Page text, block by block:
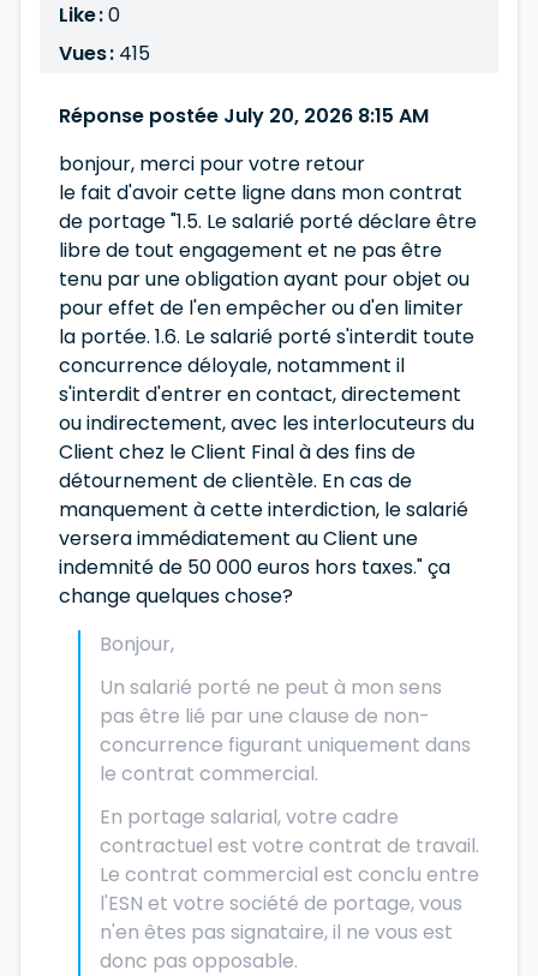
Like :0
Vues : 415
Réponse postée July 20, 2026 8:15 AM
bonjour, merci pour votre retour
le fait d'avoir cette ligne dans mon contrat
de portage "1.5. Le salarié porté déclare être
libre de tout engagement et ne pas être
tenu par une obligation ayant pour objet ou
pour effet de l'en empêcher ou d'en limiter
la portée. 1.6. Le salarié porté s'interdit toute
concurrence déloyale, notamment il
s'interdit d'entrer en contact, directement
ou indirectement, avec les interlocuteurs du
Client chez le Client Final à des fins de
détournement de clientèle. En cas de
manquement à cette interdiction, le salarié
versera immédiatement au Client une
indemnité de 50 000 euros hors taxes." ça
change quelques chose?
Bonjour,
Un salarié porté ne peut à mon sens
pas être lié par une clause de non-
concurrence figurant uniquement dans
le contrat commercial.
En portage salarial, votre cadre
contractuel est votre contrat de travail.
Le contrat commercial est conclu entre
l'ESN et votre société de portage, vous
n'en êtes pas signataire, il ne vous est
donc pas opposable.